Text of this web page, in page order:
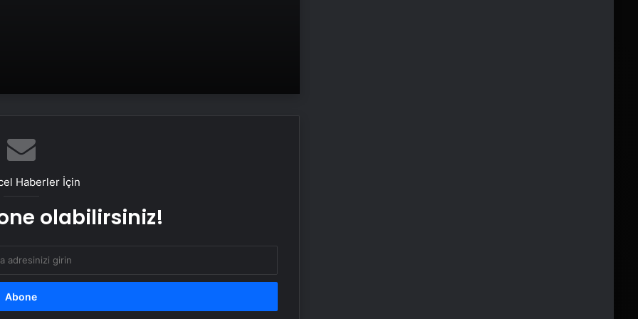
görüşmelerde ev sahibi olacak
NATO Genel Sekreteri Rutte: Başkan
Erdoğan NATO içinde inanılmaz bir
Haberler İçin
olabilirsiniz!